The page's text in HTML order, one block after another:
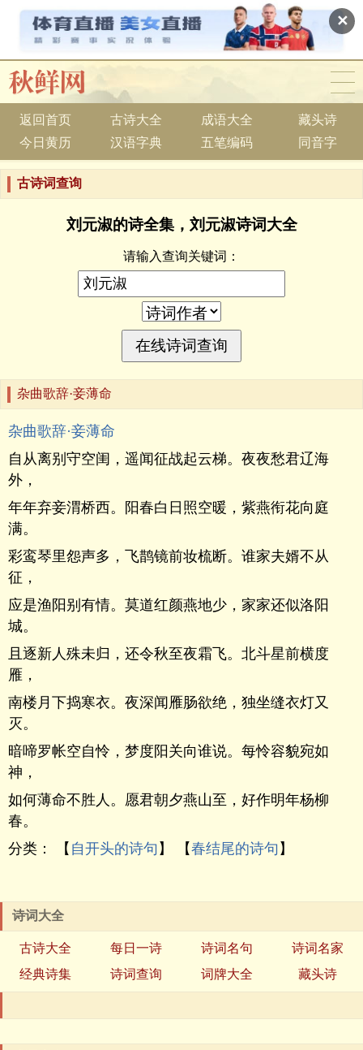
✕
返回首页 古诗大全 成语大全
藏头诗
今日黄历
汉语字典 五笔编码 同音字
古诗词查询
刘元淑的诗全集，刘元淑诗词大全
请输入查询关键词：
杂曲歌辞·妾薄命
杂曲歌辞·妾薄命
自从离别守空闺，遥闻征战起云梯。夜夜愁君辽海
外，
年年弃妾渭桥西。阳春白日照空暖，紫燕衔花向庭
满。
彩鸾琴里怨声多，飞鹊镜前妆梳断。谁家夫婿不从
征，
应是渔阳别有情。莫道红颜燕地少，家家还似洛阳
城。
且逐新人殊未归，还令秋至夜霜飞。北斗星前横度
雁，
南楼月下捣寒衣。夜深闻雁肠欲绝，独坐缝衣灯又
灭。
暗啼罗帐空自怜，梦度阳关向谁说。每怜容貌宛如
神，
如何薄命不胜人。愿君朝夕燕山至，好作明年杨柳
春。
分类： 【 自开头的诗句 】 【春结尾的诗句 】
诗词大全
古诗大全 每日一诗 诗词名句
诗词名家
经典诗集
诗词查询 词牌大全 藏头诗